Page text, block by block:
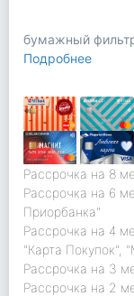
бумажный
Подробнее
Рассрочка на 8
Рассрочка на 6
Приорбанка"
Рассрочка на 4
"Карта Покупок",
Рассрочка на 3
Рассрочка на 2